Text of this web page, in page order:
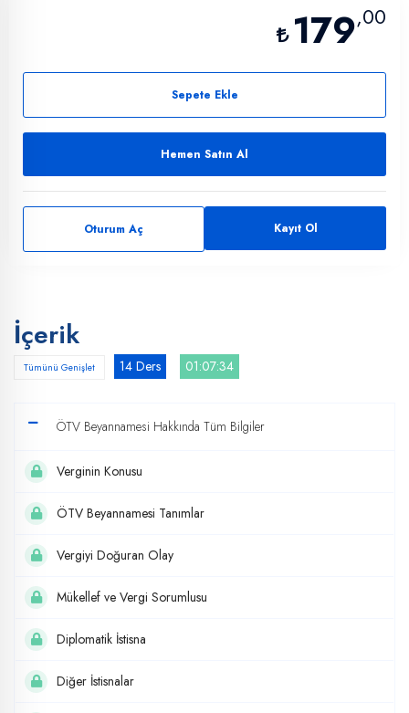
179,00
Sepete Ekle
Hemen Satın Al
Oturum Aç Kayıt Ol
İçerik
Tümünü Genişlet 14 Ders 01:07:34
ÖTV Beyannamesi Hakkında Tüm Bilgiler
Verginin Konusu
ÖTV Beyannamesi Tanımlar
Vergiyi Doğuran Olay
Mükellef ve Vergi Sorumlusu
Diplomatik İstisna
Diğer İstisnalar